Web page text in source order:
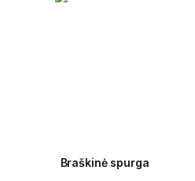
Braškinė spurga